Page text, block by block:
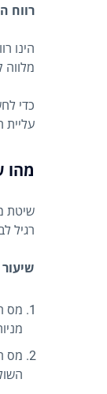
רווח
הינו
כדי
עליית
מהו
שיטת
רגיל לבין
מניות רגיל, ו-30%
מס
השולי של